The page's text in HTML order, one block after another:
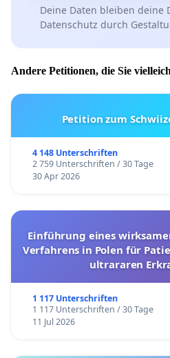
Deine Daten bleiben deine
Datenschutz durch
Andere Petitionen, die Sie
Petition zum
4 148 Unterschriften
2 759 Unterschriften / 30 Tage
30 Apr 2026
Einführung eines
Verfahrens in Polen für
ultrararen
1 117 Unterschriften
1 117 Unterschriften / 30 Tage
11 Jul 2026